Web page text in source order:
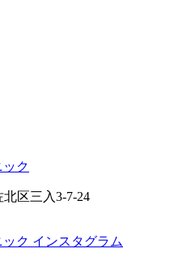
区三入3-7-24